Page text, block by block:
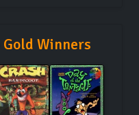
Gold Winners